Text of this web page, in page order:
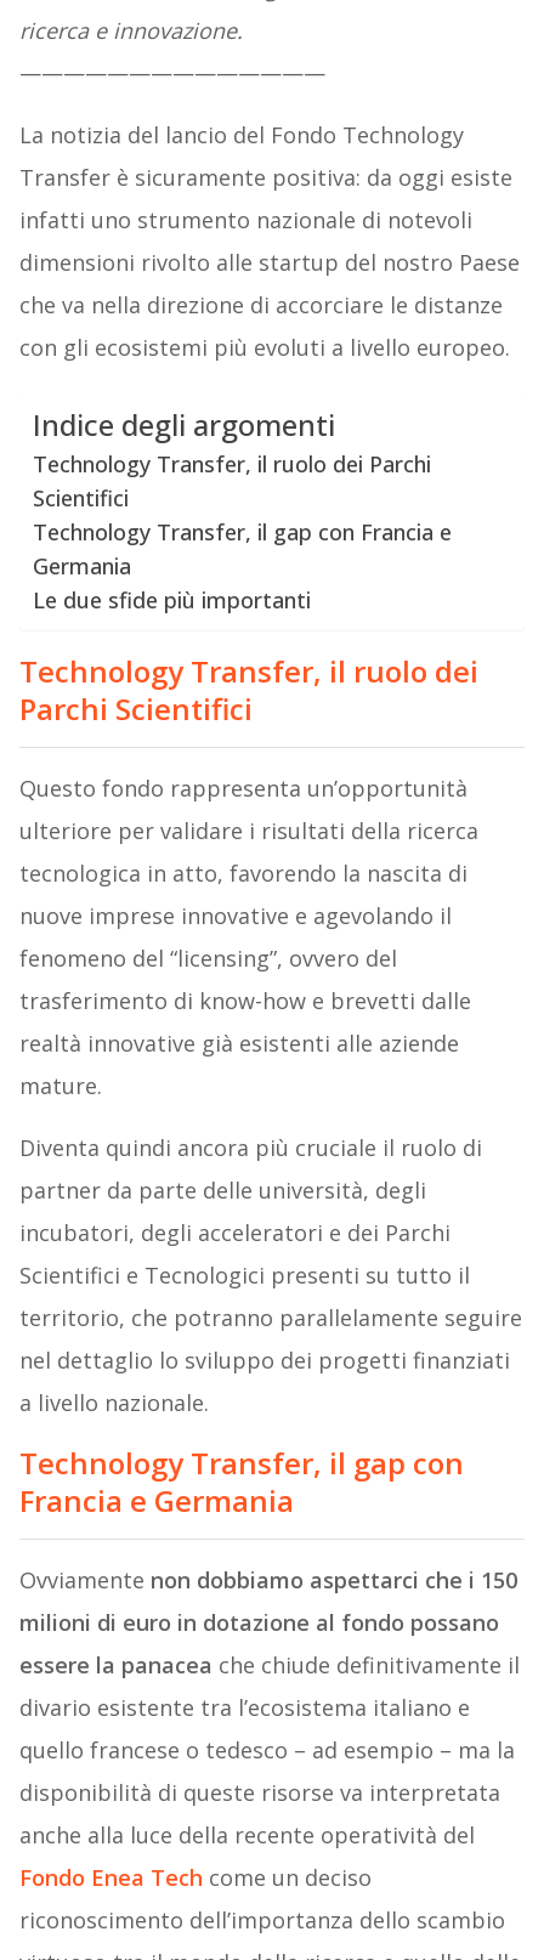
ricerca e innovazione.
——————————————
La notizia del lancio del Fondo Technology
Transfer è sicuramente positiva: da oggi esiste
infatti uno strumento nazionale di notevoli
dimensioni rivolto alle startup del nostro Paese
che va nella direzione di accorciare le distanze
con gli ecosistemi più evoluti a livello europeo.
Indice degli argomenti
Technology Transfer, il ruolo dei Parchi
Scientifici
Technology Transfer, il gap con Francia e
Germania
Le due sfide più importanti
Technology Transfer, il ruolo dei
Parchi Scientifici
Questo fondo rappresenta un’opportunità
ulteriore per validare i risultati della ricerca
tecnologica in atto, favorendo la nascita di
nuove imprese innovative e agevolando il
fenomeno del “licensing”, ovvero del
trasferimento di know-how e brevetti dalle
realtà innovative già esistenti alle aziende
mature.
Diventa quindi ancora più cruciale il ruolo di
partner da parte delle università, degli
incubatori, degli acceleratori e dei Parchi
Scientifici e Tecnologici presenti su tutto il
territorio, che potranno parallelamente seguire
nel dettaglio lo sviluppo dei progetti finanziati
a livello nazionale.
Technology Transfer, il gap con
Francia e Germania
Ovviamente non dobbiamo aspettarci che i 150
milioni di euro in dotazione al fondo possano
essere la panacea che chiude definitivamente il
divario esistente tra l’ecosistema italiano e
quello francese o tedesco – ad esempio – ma la
disponibilità di queste risorse va interpretata
anche alla luce della recente operatività del
Fondo Enea Tech come un deciso
riconoscimento dell’importanza dello scambio